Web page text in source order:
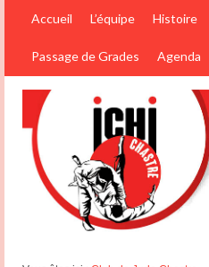
Accueil L’équipe Histoire
Passage de Grades Agenda